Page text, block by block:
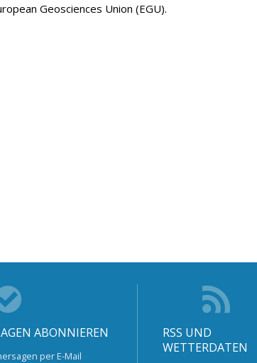
Geosciences Union (EGU).
ABONNIEREN
per E-Mail
RSS UND
WETTERDATEN